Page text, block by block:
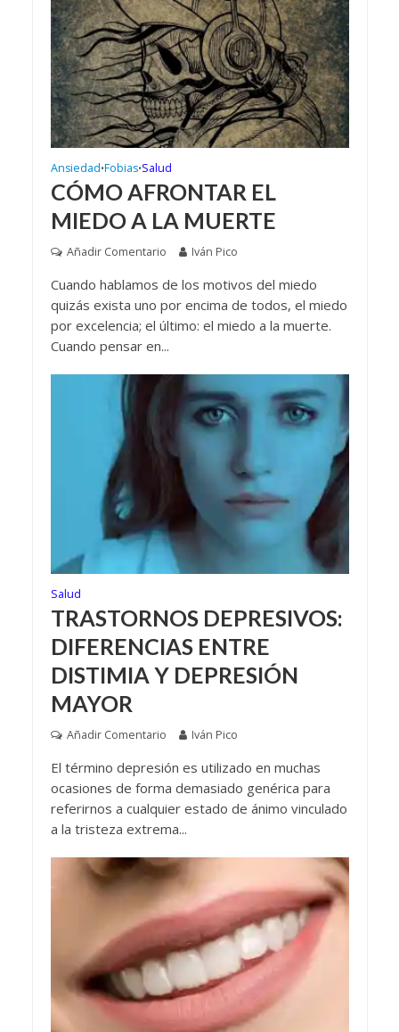
Ansiedad•Fobias•Salud
CÓMO AFRONTAR EL
MIEDO A LA MUERTE
Añadir Comentario Iván Pico
Cuando hablamos de los motivos del miedo
quizás exista uno por encima de todos, el miedo
por excelencia; el último: el miedo a la muerte.
Cuando pensar en...
Salud
TRASTORNOS DEPRESIVOS:
DIFERENCIAS ENTRE
DISTIMIA Y DEPRESIÓN
MAYOR
Añadir Comentario Iván Pico
El término depresión es utilizado en muchas
ocasiones de forma demasiado genérica para
referirnos a cualquier estado de ánimo vinculado
a la tristeza extrema...